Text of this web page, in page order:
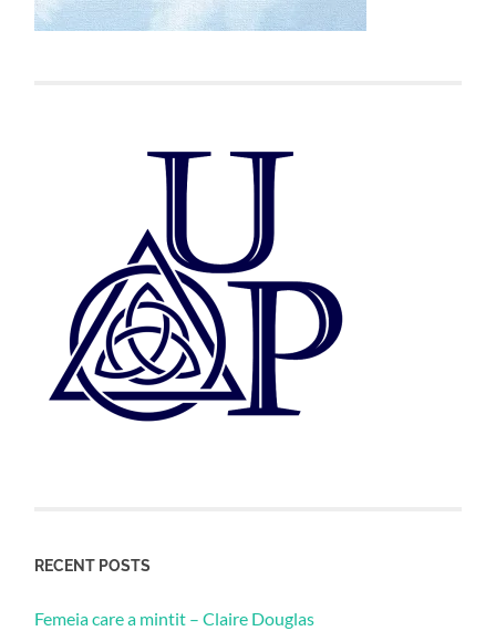
RECENT POSTS
Femeia care a mintit – Claire Douglas